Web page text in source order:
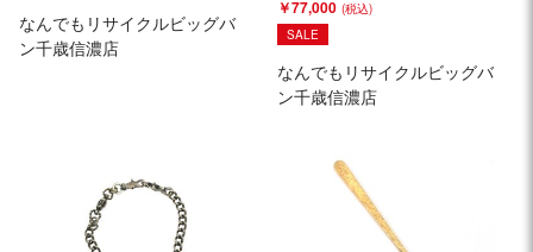
なんでもリサイクルビッグバ
ン千歳信濃店
￥77,000
SALE
なんでもリサイクルビッグバ
ン千歳信濃店